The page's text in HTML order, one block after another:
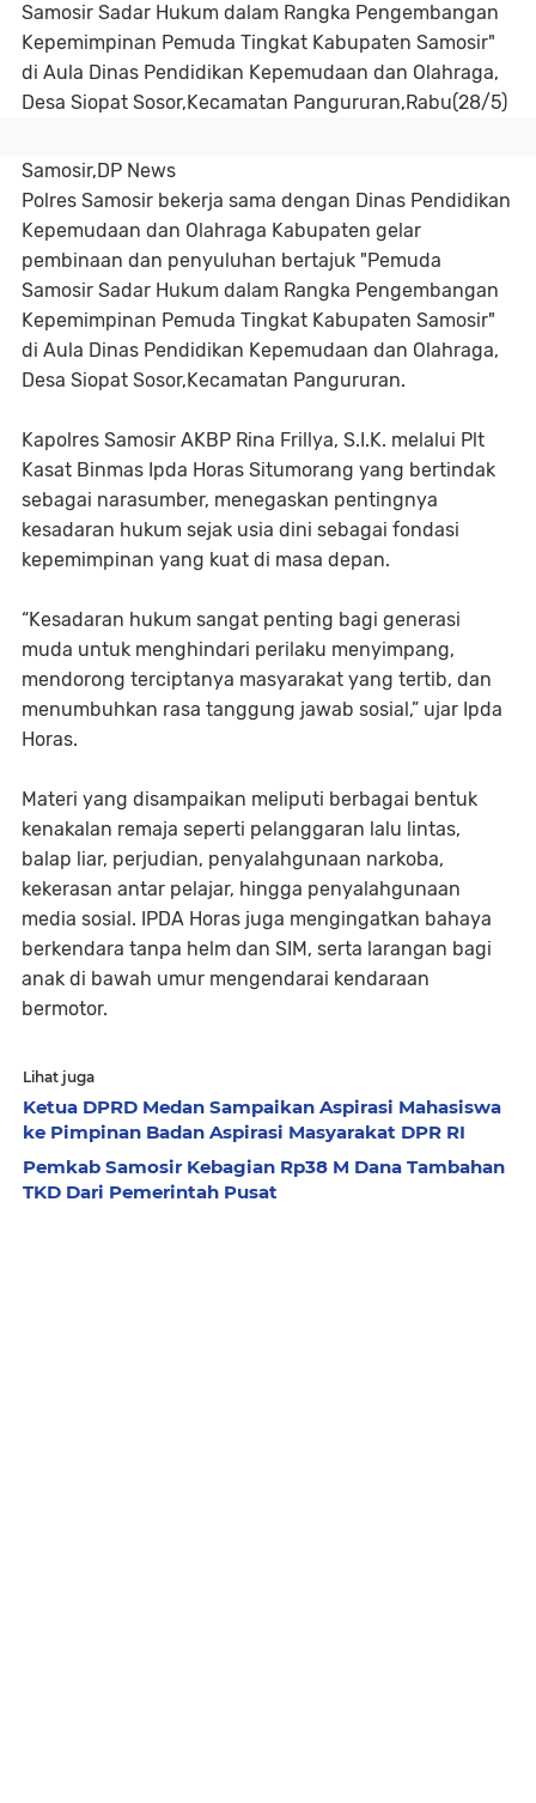
Samosir Sadar Hukum dalam Rangka Pengembangan
Kepemimpinan Pemuda Tingkat Kabupaten Samosir"
di Aula Dinas Pendidikan Kepemudaan dan Olahraga,
Desa Siopat Sosor,Kecamatan Pangururan,Rabu(28/5)
Samosir,DP News
Polres Samosir bekerja sama dengan Dinas Pendidikan
Kepemudaan dan Olahraga Kabupaten gelar
pembinaan dan penyuluhan bertajuk "Pemuda
Samosir Sadar Hukum dalam Rangka Pengembangan
Kepemimpinan Pemuda Tingkat Kabupaten Samosir"
di Aula Dinas Pendidikan Kepemudaan dan Olahraga,
Desa Siopat Sosor,Kecamatan Pangururan.
Kapolres Samosir AKBP Rina Frillya, S.I.K. melalui Plt
Kasat Binmas Ipda Horas Situmorang yang bertindak
sebagai narasumber, menegaskan pentingnya
kesadaran hukum sejak usia dini sebagai fondasi
kepemimpinan yang kuat di masa depan.
“Kesadaran hukum sangat penting bagi generasi
muda untuk menghindari perilaku menyimpang,
mendorong terciptanya masyarakat yang tertib, dan
menumbuhkan rasa tanggung jawab sosial,” ujar Ipda
Horas.
Materi yang disampaikan meliputi berbagai bentuk
kenakalan remaja seperti pelanggaran lalu lintas,
balap liar, perjudian, penyalahgunaan narkoba,
kekerasan antar pelajar, hingga penyalahgunaan
media sosial. IPDA Horas juga mengingatkan bahaya
berkendara tanpa helm dan SIM, serta larangan bagi
anak di bawah umur mengendarai kendaraan
bermotor.
Lihat juga
Ketua DPRD Medan Sampaikan Aspirasi Mahasiswa
ke Pimpinan Badan Aspirasi Masyarakat DPR RI
Pemkab Samosir Kebagian Rp38 M Dana Tambahan
TKD Dari Pemerintah Pusat